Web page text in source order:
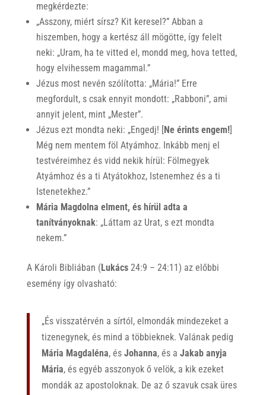
megkérdezte:
„Asszony, miért sírsz? Kit keresel?” Abban a
hiszemben, hogy a kertész áll mögötte, így felelt
neki: „Uram, ha te vitted el, mondd meg, hova tetted,
hogy elvihessem magammal.”
Jézus most nevén szólította: „Mária!” Erre
megfordult, s csak ennyit mondott: „Rabboni”, ami
annyit jelent, mint „Mester”.
Jézus ezt mondta neki: „Engedj! [
Ne érints engem!]
Még nem mentem föl Atyámhoz. Inkább menj el
testvéreimhez és vidd nekik hírül: Fölmegyek
Atyámhoz és a ti Atyátokhoz, Istenemhez és a ti
Istenetekhez.”
Mária Magdolna elment, és hírül adta a
tanítványoknak: „Láttam az Urat, s ezt mondta
nekem.”
A Károli Bibliában (Lukács24:9 – 24:11) az előbbi
esemény így olvasható:
„És visszatérvén a sírtól, elmondák mindezeket a
tizenegynek, és mind a többieknek. Valának pedig
Mária Magdaléna, és Johanna, és a Jakab anyja
Mária, és egyéb asszonyok ő velök, a kik ezeket
mondák az apostoloknak. De az ő szavuk csak üres